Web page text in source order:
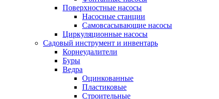
Поверхностные насосы
Насосные станции
Самовсасывающие насосы
Циркуляционные насосы
Садовый инструмент и инвентарь
Корнеудалители
Буры
Ведра
Оцинкованные
Пластиковые
Строительные